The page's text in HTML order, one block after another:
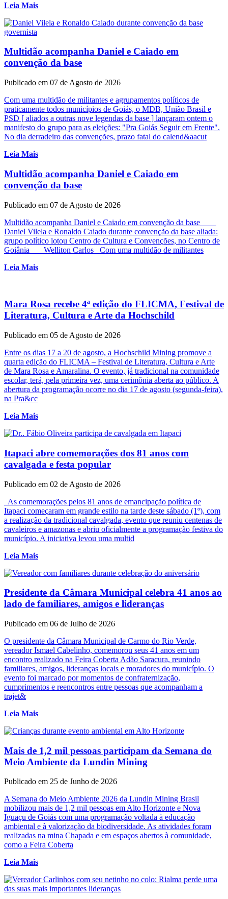
Leia Mais
Multidão acompanha Daniel e Caiado em
convenção da base
Publicado em 07 de Agosto de 2026
Com uma multidão de militantes e agrupamentos políticos de
praticamente todos municípios de Goiás, o MDB, União Brasil e
PSD [ aliados a outras nove legendas da base ] lançaram ontem o
manifesto do grupo para as eleições: "Pra Goiás Seguir em Frente".
No dia derradeiro das convenções, prazo fatal do calend&aacut
Leia Mais
Multidão acompanha Daniel e Caiado em
convenção da base
Publicado em 07 de Agosto de 2026
Multidão acompanha Daniel e Caiado em convenção da base
Daniel Vilela e Ronaldo Caiado durante convenção da base aliada:
grupo político lotou Centro de Cultura e Convenções, no Centro de
Goiânia Welliton Carlos Com uma multidão de militantes
Leia Mais
Mara Rosa recebe 4ª edição do FLICMA, Festival de
Literatura, Cultura e Arte da Hochschild
Publicado em 05 de Agosto de 2026
Entre os dias 17 a 20 de agosto, a Hochschild Mining promove a
quarta edição do FLICMA – Festival de Literatura, Cultura e Arte
de Mara Rosa e Amaralina. O evento, já tradicional na comunidade
escolar, terá, pela primeira vez, uma cerimônia aberta ao público. A
abertura da programação ocorre no dia 17 de agosto (segunda-feira),
na Pra&cc
Leia Mais
Itapaci abre comemorações dos 81 anos com
cavalgada e festa popular
Publicado em 02 de Agosto de 2026
As comemorações pelos 81 anos de emancipação política de
Itapaci começaram em grande estilo na tarde deste sábado (1º), com
a realização da tradicional cavalgada, evento que reuniu centenas de
cavaleiros e amazonas e abriu oficialmente a programação festiva do
município. A iniciativa levou uma multid
Leia Mais
Presidente da Câmara Municipal celebra 41 anos ao
lado de familiares, amigos e lideranças
Publicado em 06 de Julho de 2026
O presidente da Câmara Municipal de Carmo do Rio Verde,
vereador Ismael Cabelinho, comemorou seus 41 anos em um
encontro realizado na Feira Coberta Adão Saracura, reunindo
familiares, amigos, lideranças locais e moradores do município. O
evento foi marcado por momentos de confraternização,
cumprimentos e reencontros entre pessoas que acompanham a
trajet&
Leia Mais
Mais de 1,2 mil pessoas participam da Semana do
Meio Ambiente da Lundin Mining
Publicado em 25 de Junho de 2026
A Semana do Meio Ambiente 2026 da Lundin Mining Brasil
mobilizou mais de 1,2 mil pessoas em Alto Horizonte e Nova
Iguaçu de Goiás com uma programação voltada à educação
ambiental e à valorização da biodiversidade. As atividades foram
realizadas na mina Chapada e em espaços abertos à comunidade,
como a Feira Coberta
Leia Mais